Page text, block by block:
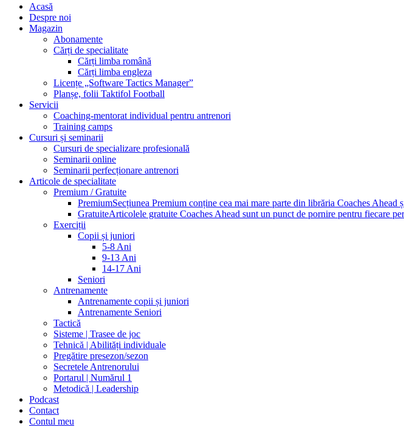
Acasă
Despre noi
Magazin
Abonamente
Cărți de specialitate
Cărți limba română
Cărți limba engleza
Licențe „Software Tactics Manager”
Planșe, folii Taktifol Football
Servicii
Coaching-mentorat individual pentru antrenori
Training camps
Cursuri și seminarii
Cursuri de specializare profesională
Seminarii online
Seminarii perfecționare antrenori
Articole de specialitate
Premium / Gratuite
PremiumSecțiunea Premium conține cea mai mare parte din librăria Coaches
GratuiteArticolele gratuite Coaches Ahead sunt un punct de pornire pentru fiecare
Exerciții
Copii și juniori
5-8 Ani
9-13 Ani
14-17 Ani
Seniori
Antrenamente
Antrenamente copii și juniori
Antrenamente Seniori
Tactică
Sisteme | Trasee de joc
Tehnică | Abilități individuale
Pregătire presezon/sezon
Secretele Antrenorului
Portarul | Numărul 1
Metodică | Leadership
Podcast
Contact
Contul meu